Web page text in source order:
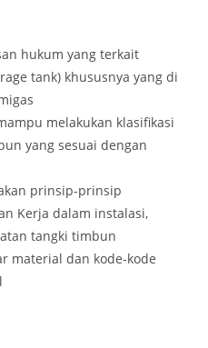
hukum yang terkait
tank) khususnya yang di
melakukan klasifikasi
yang sesuai dengan
prinsip-prinsip
Kerja dalam instalasi,
tangki timbun
material dan kode-kode